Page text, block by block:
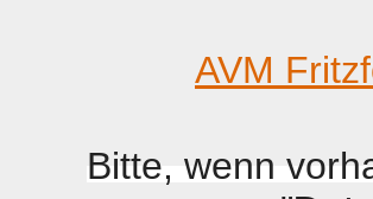
AVM
Bitte, wenn